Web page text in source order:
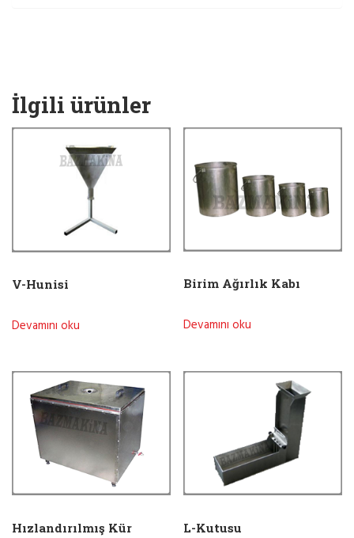
İlgili ürünler
V-Hunisi
Devamını oku
Birim Ağırlık Kabı
Devamını oku
Hızlandırılmış Kür
L-Kutusu